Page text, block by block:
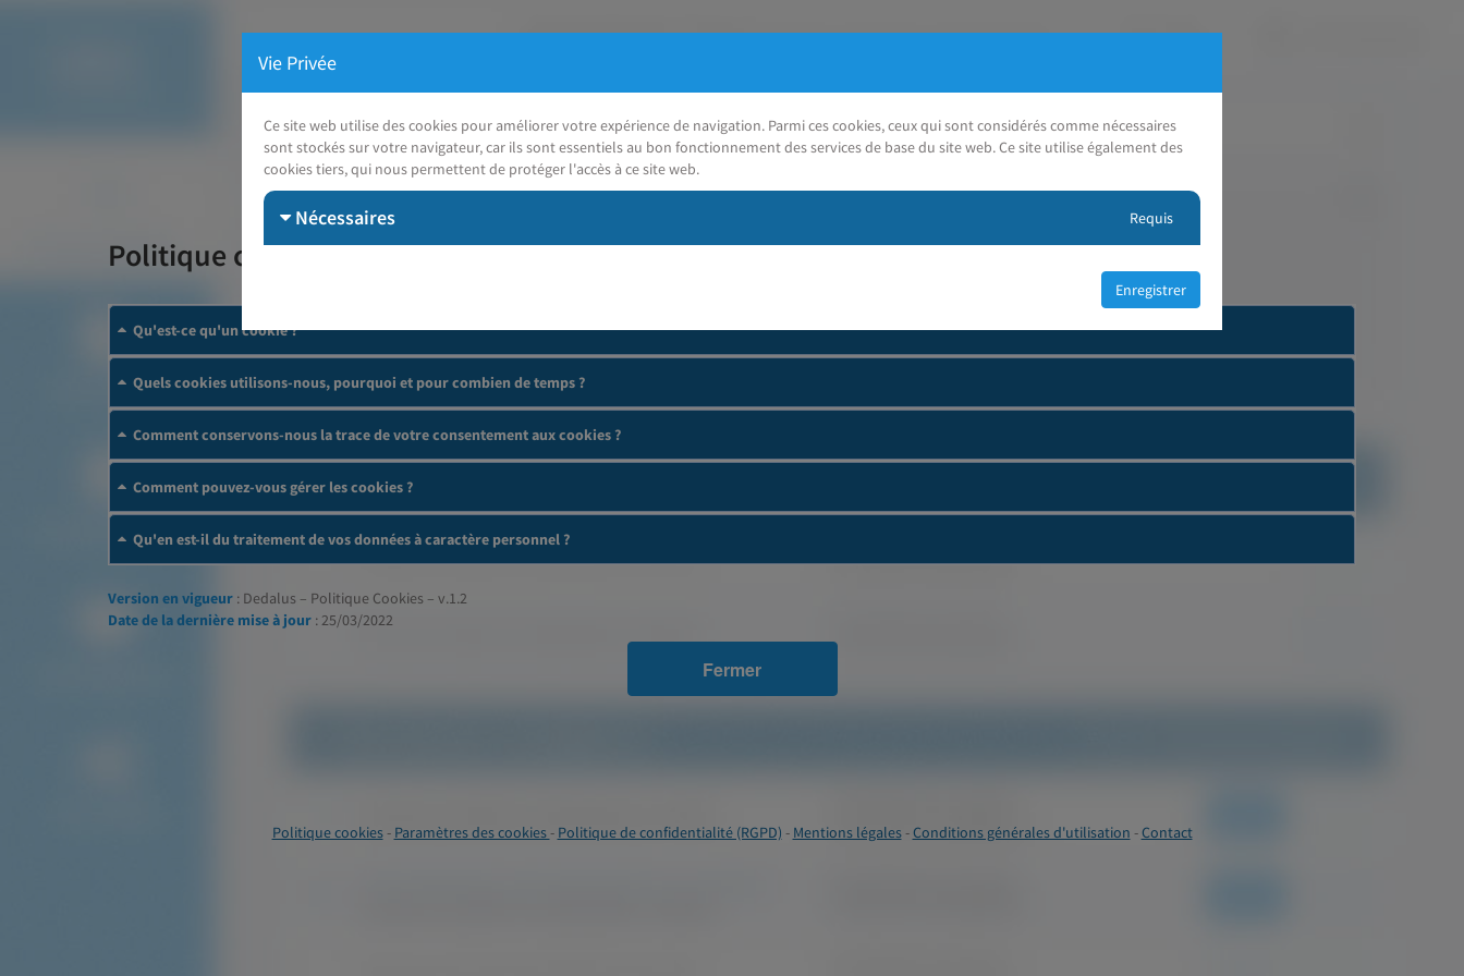
Politique cookies
Qu'est-ce qu'un cookie ?
Quels cookies utilisons-nous, pourquoi et pour combien de temps ?
Comment conservons-nous la trace de votre consentement aux cookies ?
Comment pouvez-vous gérer les cookies ?
Qu'en est-il du traitement de vos données à caractère personnel ?
Version en vigueur : Dedalus – Politique Cookies – v.1.2
Date de la dernière mise à jour : 25/03/2022
Fermer
Politique cookies- Paramètres des cookies- Politique de confidentialité (RGPD) - Mentions légales-Conditions générales d'utilisation -Contact
Vie Privée
Ce site web utilise des cookies pour améliorer votre expérience de navigation. Parmi ces cookies, ceux qui sont considérés comme nécessaires
sont stockés sur votre navigateur, car ils sont essentiels au bon fonctionnement des services de base du site web. Ce site utilise également des
cookies tiers, qui nous permettent de protéger l'accès à ce site web.
Nécessaires Requis